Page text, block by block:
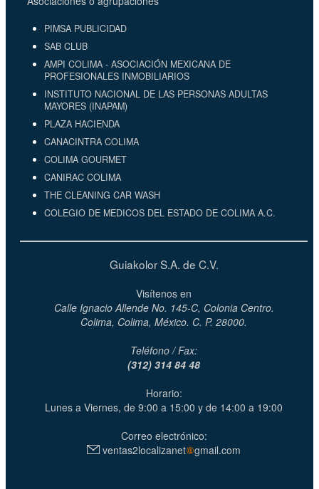
PIMSA PUBLICIDAD
SAB CLUB
AMPI COLIMA - ASOCIACIÓN MEXICANA DE
PROFESIONALES INMOBILIARIOS
INSTITUTO NACIONAL DE LAS PERSONAS ADULTAS
MAYORES (INAPAM)
PLAZA HACIENDA
CANACINTRA COLIMA
COLIMA GOURMET
CANIRAC COLIMA
THE CLEANING CAR WASH
COLEGIO DE MEDICOS DEL ESTADO DE COLIMA A.C.
Guiakolor S.A. de C.V.
Visítenos en
Calle Ignacio Allende No. 145-C, Colonia Centro.
Colima, Colima, México. C. P. 28000.
Teléfono / Fax:
(312) 314 84 48
Horario:
Lunes a Viernes, de 9:00 a 15:00 y de 14:00 a 19:00
Correo electrónico:
ventas2localizanet
gmail.com